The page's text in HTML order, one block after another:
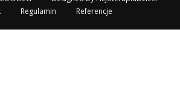
Regulamin Referencje